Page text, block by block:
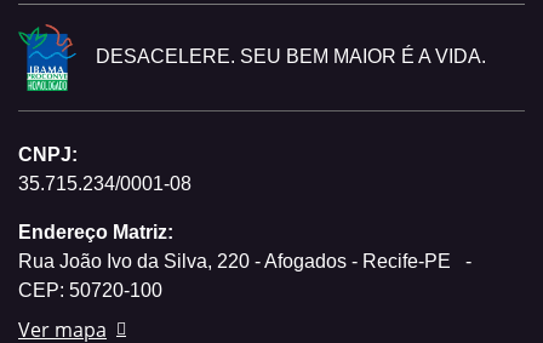
DESACELERE. SEU BEM MAIOR É A VIDA.
CNPJ:
35.715.234/0001-08
Endereço Matriz:
Rua João Ivo da Silva, 220 - Afogados - Recife-PE
-
CEP: 50720-100
Ver mapa